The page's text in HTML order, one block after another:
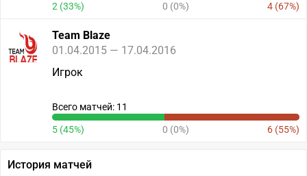
2 (33%) 0 (0%) 4 (67%)
Team Blaze
01.04.2015 — 17.04.2016
Игрок
Всего матчей: 11
5 (45%) 0 (0%) 6 (55%)
История матчей